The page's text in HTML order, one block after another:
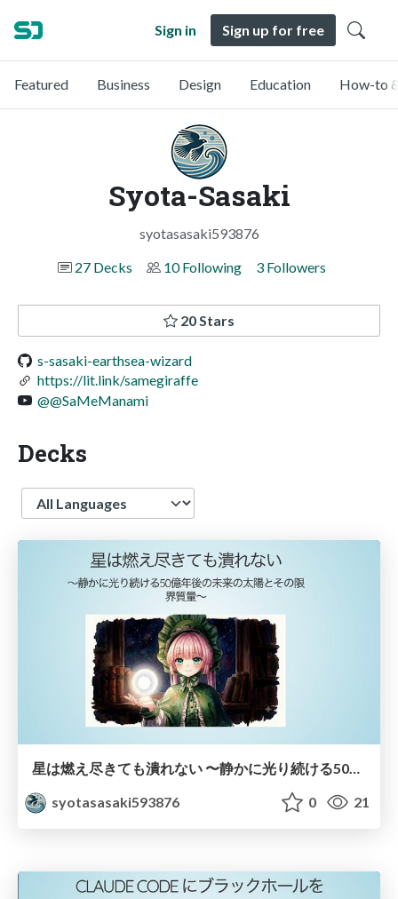
Sign in Sign up for free
Featured Business Design Education How-to
Syota-Sasaki
syotasasaki593876
27 Decks
10 Following 3 Followers
20 Stars
s-sasaki-earthsea-wizard
https://lit.link/samegiraffe
@@SaMeManami
Decks
Language
星は燃え尽きても潰れない 〜静かに光り続ける50億年後の未来の太陽とその限界質量〜
syotasasaki593876
0 21